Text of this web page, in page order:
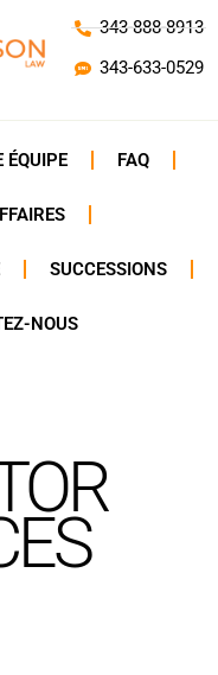
343-888-8913
343-633-0529
ÉQUIPE FAQ
SUCCESSIONS
NOUS